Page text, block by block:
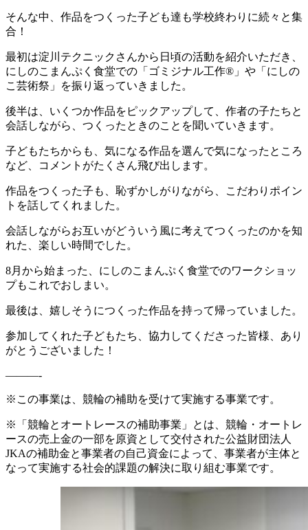
そんな中、作品をつくった子ども達も学校終わりに続々と集
合！
最初は淀川テクニックさんから日頃の活動を紹介いただき、
にしのこまんぷく食堂での「ゴミジナル工作®」や「にしの
こ芸術祭」を振り返っていきました。
後半は、いくつか作品をピックアップして、作者の子たちと
会話しながら、つくったときのことを聞いていきます。
子どもたちからも、気になる作品を選んで気になったところ
など、コメントがたくさん飛び出します。
作品をつくった子も、恥ずかしがりながら、こだわりポイン
トを話してくれました。
会話しながらお互いがどういう風に考えてつくったのかを知
れた、楽しい時間でした。
8月から始まった、にしのこまんぷく食堂でのワークショッ
プもこれでおしまい。
最後は、嬉しそうにつくった作品を持って帰っていました。
参加してくれた子どもたち、協力してくださった皆様、あり
がとうございました！
———-
※この事業は、競輪の補助を受けて実施する事業です。
※「競輪とオートレースの補助事業」とは、競輪・オートレ
ースの売上金の一部を原資として交付された公益財団法人
JKAの補助金と事業者の自己資金によって、事業者が主体と
なって実施する社会的課題の解決に取り組む事業です。